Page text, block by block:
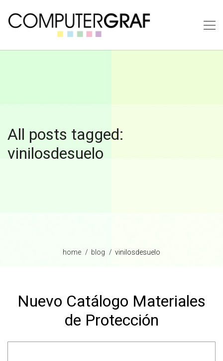
All posts tagged:
vinilosdesuelo
home blog vinilosdesuelo
Nuevo Catálogo Materiales
de Protección